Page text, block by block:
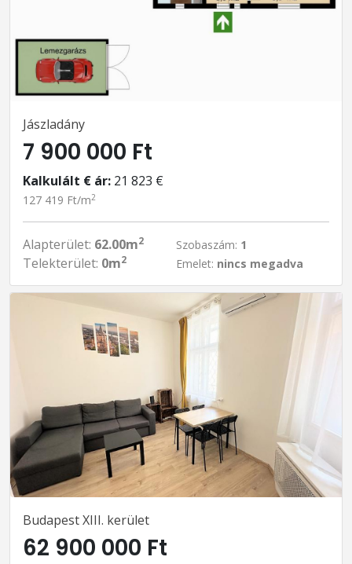
Jászladány
7 900 000 Ft
Kalkulált € ár: 21 823 €
127 419 Ft/m2
Alapterület: 62.00m2
Telekterület: 0m2
Szobaszám: 1
Emelet: nincs megadva
Budapest XIII. kerület
62 900 000 Ft